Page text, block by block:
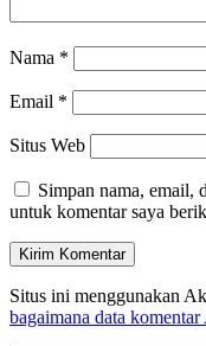
Nama *
Email *
Situs Web
Simpan nama, email,
untuk komentar saya
Situs ini menggunakan
bagaimana data